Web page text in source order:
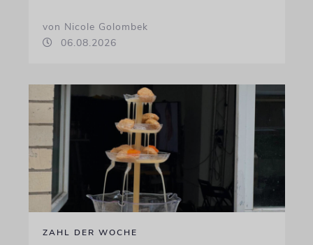
von Nicole Golombek
06.08.2026
ZAHL DER WOCHE